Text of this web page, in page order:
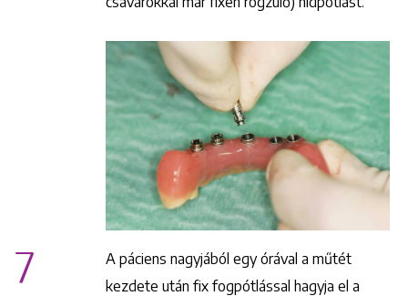
Keresés
7
A páciens nagyjából egy órával a műtét
kezdete után fix fogpótlással hagyja el a